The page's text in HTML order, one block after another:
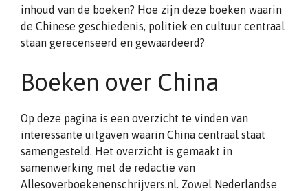
inhoud van de boeken? Hoe zijn deze boeken waarin
de Chinese geschiedenis, politiek en cultuur centraal
staan gerecenseerd en gewaardeerd?
Boeken over China
Op deze pagina is een overzicht te vinden van
interessante uitgaven waarin China centraal staat
samengesteld. Het overzicht is gemaakt in
samenwerking met de redactie van
Allesoverboekenenschrijvers.nl. Zowel Nederlandse